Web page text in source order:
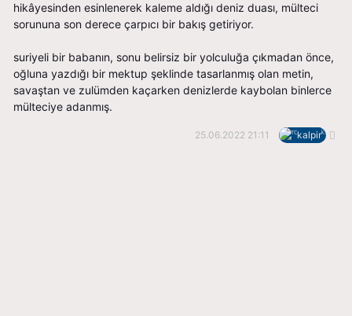
hikâyesinden esinlenerek kaleme aldığı deniz duası, mülteci
sorununa son derece çarpıcı bir bakış getiriyor.
suriyeli bir babanın, sonu belirsiz bir yolculuğa çıkmadan önce,
oğluna yazdığı bir mektup şeklinde tasarlanmış olan metin,
savaştan ve zulümden kaçarken denizlerde kaybolan binlerce
mülteciye adanmış.
25.06.2022 21:11 kalpir